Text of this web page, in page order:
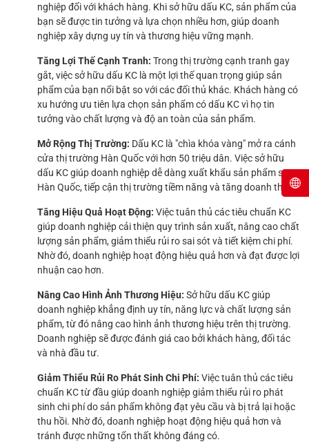
nghiệp đối với khách hàng. Khi sở hữu dấu KC, sản phẩm của
bạn sẽ được tin tưởng và lựa chọn nhiều hơn, giúp doanh
nghiệp xây dựng uy tín và thương hiệu vững mạnh.
Tăng Lợi Thế Cạnh Tranh: Trong thị trường cạnh tranh gay
gắt, việc sở hữu dấu KC là một lợi thế quan trọng giúp sản
phẩm của bạn nổi bật so với các đối thủ khác. Khách hàng có
xu hướng ưu tiên lựa chọn sản phẩm có dấu KC vì họ tin
tưởng vào chất lượng và độ an toàn của sản phẩm.
Mở Rộng Thị Trường: Dấu KC là "chìa khóa vàng" mở ra cánh
cửa thị trường Hàn Quốc với hơn 50 triệu dân. Việc sở hữu
dấu KC giúp doanh nghiệp dễ dàng xuất khẩu sản phẩm sang
Hàn Quốc, tiếp cận thị trường tiềm năng và tăng doanh thu.
Tăng Hiệu Quả Hoạt Động: Việc tuân thủ các tiêu chuẩn KC
giúp doanh nghiệp cải thiện quy trình sản xuất, nâng cao chất
lượng sản phẩm, giảm thiểu rủi ro sai sót và tiết kiệm chi phí.
Nhờ đó, doanh nghiệp hoạt động hiệu quả hơn và đạt được lợi
nhuận cao hơn.
Nâng Cao Hình Ảnh Thương Hiệu: Sở hữu dấu KC giúp
doanh nghiệp khẳng định uy tín, năng lực và chất lượng sản
phẩm, từ đó nâng cao hình ảnh thương hiệu trên thị trường.
Doanh nghiệp sẽ được đánh giá cao bởi khách hàng, đối tác
và nhà đầu tư.
Giảm Thiểu Rủi Ro Phát Sinh Chi Phí: Việc tuân thủ các tiêu
chuẩn KC từ đầu giúp doanh nghiệp giảm thiểu rủi ro phát
sinh chi phí do sản phẩm không đạt yêu cầu và bị trả lại hoặc
thu hồi. Nhờ đó, doanh nghiệp hoạt động hiệu quả hơn và
tránh được những tổn thất không đáng có.